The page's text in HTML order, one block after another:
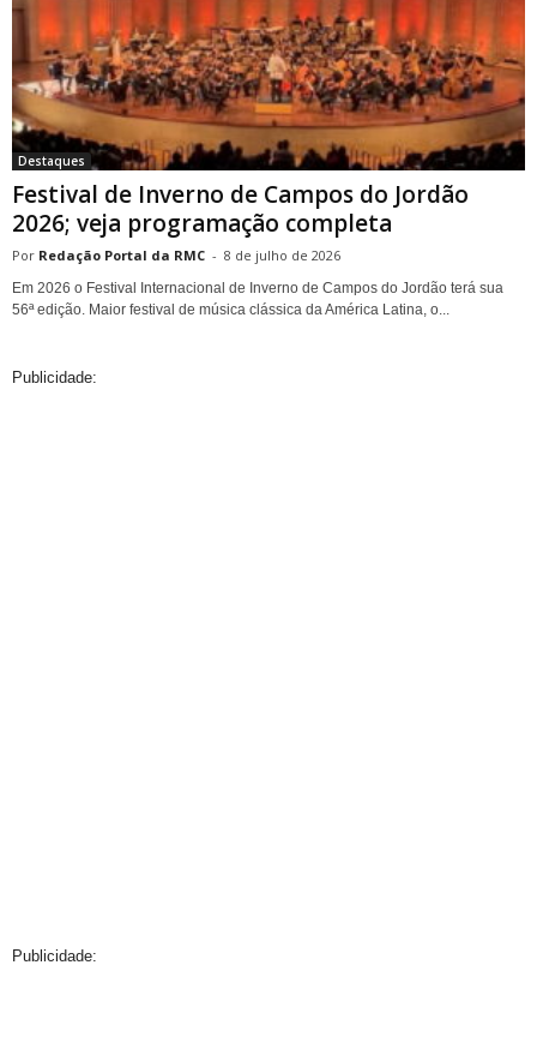
Destaques
Festival de Inverno de Campos do Jordão
2026; veja programação completa
Redação Portal da RMC - 8 de julho de 2026
Em 2026 o Festival Internacional de Inverno de Campos do Jordão terá sua
56ª edição. Maior festival de música clássica da América Latina, o...
Publicidade:
Publicidade: